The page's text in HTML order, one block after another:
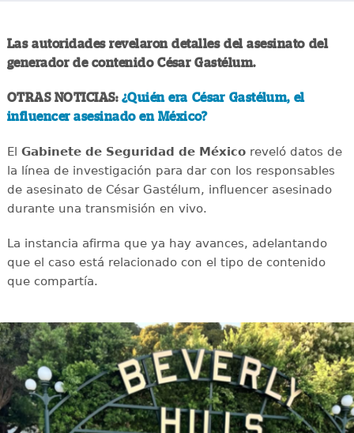
Las autoridades revelaron detalles del asesinato del
generador de contenido César Gastélum.
OTRAS NOTICIAS: ¿Quién era César Gastélum, el
influencer asesinado en México?
El Gabinete de Seguridad de Méxicoreveló datos de
la línea de investigación para dar con los responsables
de asesinato de César Gastélum, influencer asesinado
durante una transmisión en vivo.
La instancia afirma que ya hay avances, adelantando
que el caso está relacionado con el tipo de contenido
que compartía.